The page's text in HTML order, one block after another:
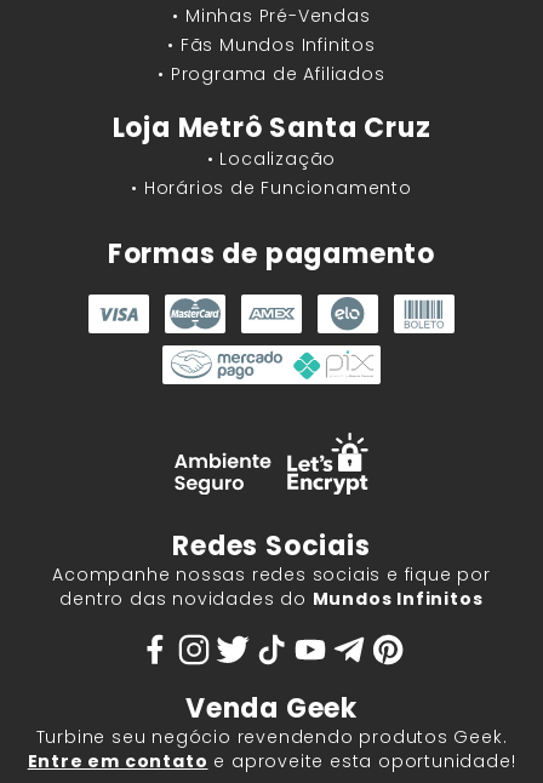
• Minhas Pré-Vendas
• Fãs Mundos Infinitos
• Programa de Afiliados
Loja Metrô Santa Cruz
• Localização
• Horários de Funcionamento
Formas de pagamento
Redes Sociais
Acompanhe nossas redes sociais e fique por
dentro das novidades do Mundos Infinitos
Venda Geek
Turbine seu negócio revendendo produtos Geek.
Entre em contato e aproveite esta oportunidade!